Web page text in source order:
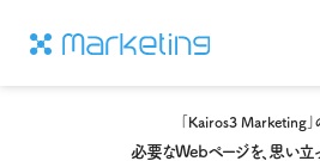
「Kairos3 Marketing」
必要なWebページを、思い立